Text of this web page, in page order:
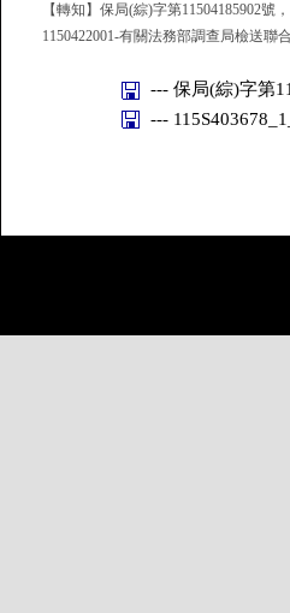
【轉知】保局(綜)字第11504185902號
1150422001-有關法務部調查局檢送
--- 保局(綜)字第
---